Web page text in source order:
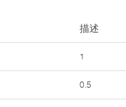
描述
1
0.5